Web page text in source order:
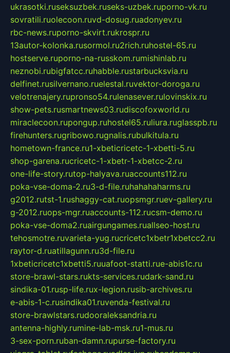
ukrasotki.ruseksuzbek.ruseks-uzbek.ruporno-vk.ru
sovratili.ruolecoon.ruvd-dosug.ruadonyev.ru
rbc-news.ruporno-skvirt.rukrospr.ru
13autor-kolonka.rusormol.ru2rich.ruhostel-65.ru
hostserve.ruporno-na-russkom.rumishinlab.ru
neznobi.rubigfatcc.ruhabble.rustarbucksvia.ru
delfinet.rusilvernano.ruelestal.ruvektor-doroga.ru
velotrenajery.rupronso54.rulenasever.rulovinskix.ru
show-pets.rusmartnews03.rudiscofoxworld.ru
miraclecoon.rupongup.ruhostel65.ruliura.ruglasspb.ru
firehunters.rugribowo.rugnalis.rubulkitula.ru
hometown-france.ru1-xbeticricetc-1-xbetti-5.ru
shop-garena.rucricetc-1-xbetr-1-xbetcc-2.ru
one-life-story.rutop-halyava.ruaccounts112.ru
poka-vse-doma-2.ru3-d-file.ruhahahaharms.ru
g2012.rutst-1.rushaggy-cat.ruopsmgr.ruev-gallery.ru
g-2012.ruops-mgr.ruaccounts-112.rucsm-demo.ru
poka-vse-doma2.ruairgungames.ruallseo-host.ru
tehosmotre.ruvarieta-yug.rucricetc1xbetr1xbetcc2.ru
raytor-d.ruatillagunn.ru3d-file.ru
1xbeticricetc1xbetti5.ruuafoot-statti.rue-abis1c.ru
store-brawl-stars.rukts-services.rudark-sand.ru
sindika-01.rusp-life.rux-legion.rusib-archives.ru
e-abis-1-c.rusindika01.ruvenda-festival.ru
store-brawlstars.rudooraleksandria.ru
antenna-highly.rumine-lab-msk.ru1-mus.ru
3-sex-porn.ruban-damn.rupurse-factory.ru